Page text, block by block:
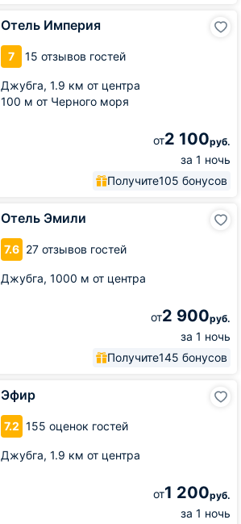
Отель Империя
7 15 отзывов гостей
Джубга, 1.9 км от центра
100 м от Черного моря
от2 100руб.
за 1 ночь
Получите105 бонусов
Отель Эмили
7.6 27 отзывов гостей
Джубга, 1000 м от центра
от2 900руб.
за 1 ночь
Получите145 бонусов
Эфир
7.2 155 оценок гостей
Джубга, 1.9 км от центра
от1 200руб.
за 1 ночь